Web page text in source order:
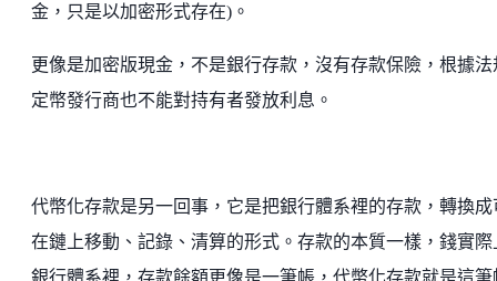
金，只是以加密形式存在)。
更像是加密版現金，不是銀行存款，沒有存款保險，根據法
定幣發行商也不能對持有者發放利息。
代幣化存款是另一回事，它是把銀行體系裡的存款，轉換成
在鏈上移動、記錄、清算的形式。存款的本質一樣，錢實際
銀行體系裡，存款餘額更像是一筆帳，代幣化存款就是這筆